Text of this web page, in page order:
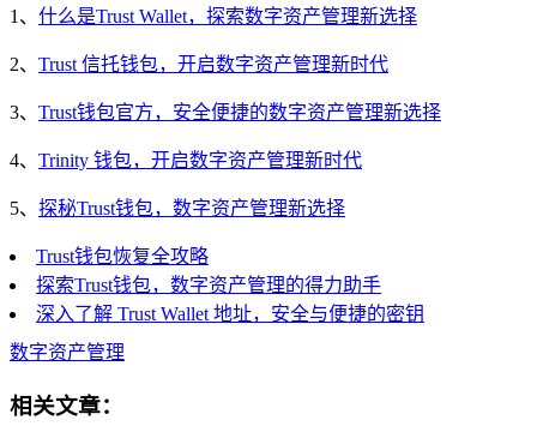
1、 什么是Trust Wallet，探索数字资产管理新选择
2、 Trust 信托钱包，开启数字资产管理新时代
3、 Trust钱包官方，安全便捷的数字资产管理新选择
4、 Trinity 钱包，开启数字资产管理新时代
5、 探秘Trust钱包，数字资产管理新选择
Trust钱包恢复全攻略
探索Trust钱包，数字资产管理的得力助手
深入了解 Trust Wallet 地址，安全与便捷的密钥
数字资产管理
相关文章：